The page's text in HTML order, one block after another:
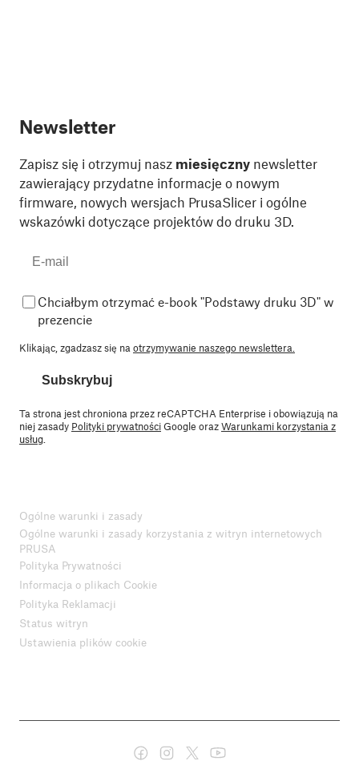
Newsletter
Zapisz się i otrzymuj nasz miesięczny newsletter
zawierający przydatne informacje o nowym
firmware, nowych wersjach PrusaSlicer i ogólne
wskazówki dotyczące projektów do druku 3D.
Chciałbym otrzymać e-book "Podstawy druku 3D" w
prezencie
Klikając, zgadzasz się na otrzymywanie naszego newslettera.
Subskrybuj
Ta strona jest chroniona przez reCAPTCHA Enterprise i obowiązują na
niej zasady Polityki prywatnościGoogle orazWarunkami korzystania z
usług
Ogólne warunki i zasady
Ogólne warunki i zasady korzystania z witryn internetowych
PRUSA
Polityka Prywatności
Informacja o plikach Cookie
Polityka Reklamacji
Status witryn
Ustawienia plików cookie